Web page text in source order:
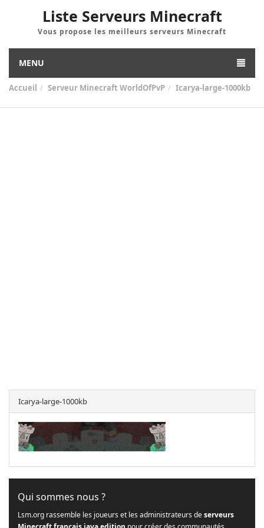
Liste Serveurs Minecraft
Vous propose les meilleurs serveurs Minecraft
MENU
Accueil Serveur Minecraft WorldOfPvP Icarya-large-1000kb
Icarya-large-1000kb
Qui sommes nous ?
Lsm.org rassemble les joueurs et les administrateurs deserveurs